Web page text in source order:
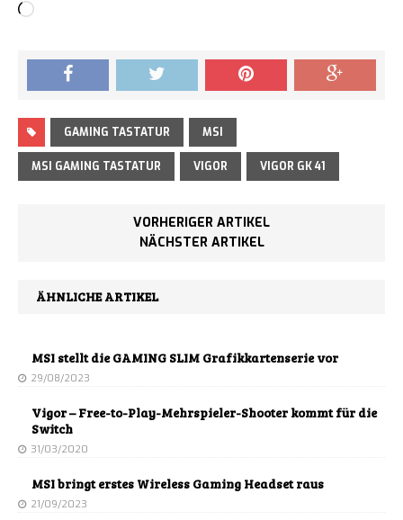
Loading…
GAMING TASTATUR MSI
MSI GAMING TASTATUR VIGOR VIGOR GK 41
VORHERIGER ARTIKEL
NÄCHSTER ARTIKEL
ÄHNLICHE ARTIKEL
MSI stellt die GAMING SLIM Grafikkartenserie vor
29/08/2023
Vigor – Free-to-Play-Mehrspieler-Shooter kommt für die
Switch
31/03/2020
MSI bringt erstes Wireless Gaming Headset raus
21/09/2023